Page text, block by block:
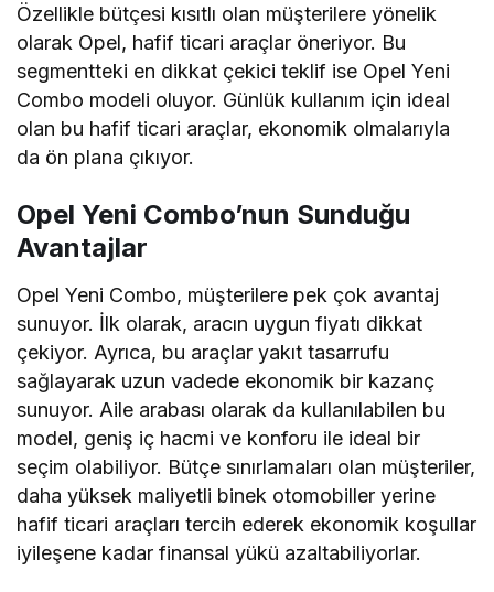
Özellikle bütçesi kısıtlı olan müşterilere yönelik
olarak Opel, hafif ticari araçlar öneriyor. Bu
segmentteki en dikkat çekici teklif ise Opel Yeni
Combo modeli oluyor. Günlük kullanım için ideal
olan bu hafif ticari araçlar, ekonomik olmalarıyla
da ön plana çıkıyor.
Opel Yeni Combo’nun Sunduğu
Avantajlar
Opel Yeni Combo, müşterilere pek çok avantaj
sunuyor. İlk olarak, aracın uygun fiyatı dikkat
çekiyor. Ayrıca, bu araçlar yakıt tasarrufu
sağlayarak uzun vadede ekonomik bir kazanç
sunuyor. Aile arabası olarak da kullanılabilen bu
model, geniş iç hacmi ve konforu ile ideal bir
seçim olabiliyor. Bütçe sınırlamaları olan müşteriler,
daha yüksek maliyetli binek otomobiller yerine
hafif ticari araçları tercih ederek ekonomik koşullar
iyileşene kadar finansal yükü azaltabiliyorlar.